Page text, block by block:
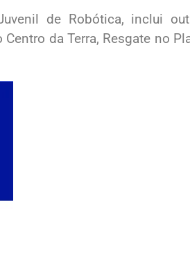
de Robótica, inclui
da Terra, Resgate no